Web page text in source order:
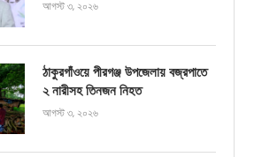
আগস্ট ৩, ২০২৬
ঠাকুরগাঁওয়ে পীরগঞ্জ উপজেলায় বজ্রপাতে
২ নারীসহ তিনজন নিহত
আগস্ট ৩, ২০২৬